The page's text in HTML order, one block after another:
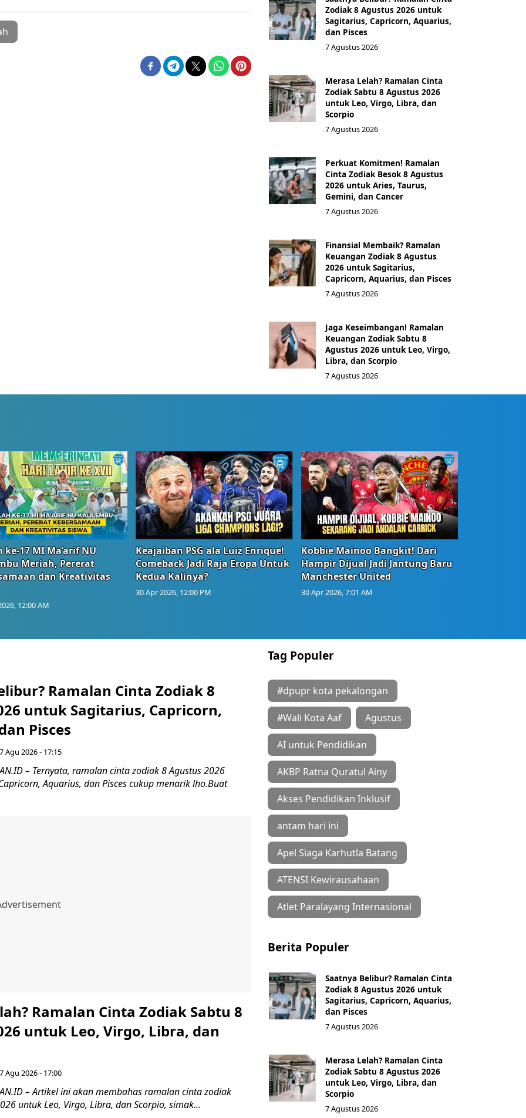
Zodiak 8 Agustus 2026 untuk
Sagitarius, Capricorn, Aquarius,
dan Pisces
7 Agustus 2026
Merasa Lelah? Ramalan Cinta
Zodiak Sabtu 8 Agustus 2026
untuk Leo, Virgo, Libra, dan
Scorpio
7 Agustus 2026
Perkuat Komitmen! Ramalan
Cinta Zodiak Besok 8 Agustus
2026 untuk Aries, Taurus,
Gemini, dan Cancer
7 Agustus 2026
Finansial Membaik? Ramalan
Keuangan Zodiak 8 Agustus
2026 untuk Sagitarius,
Capricorn, Aquarius, dan Pisces
7 Agustus 2026
Jaga Keseimbangan! Ramalan
Keuangan Zodiak Sabtu 8
Agustus 2026 untuk Leo, Virgo,
Libra, dan Scorpio
7 Agustus 2026
ke-17 MI Ma’arif NU
Meriah, Pererat
dan Kreativitas
12:00 AM
Keajaiban PSG ala Luiz Enrique!
Comeback Jadi Raja Eropa Untuk
Kedua Kalinya?
30 Apr 2026, 12:00 PM
Kobbie Mainoo Bangkit! Dari
Hampir Dijual Jadi Jantung Baru
Manchester United
30 Apr 2026, 7:01 AM
Ramalan Cinta Zodiak 8
untuk Sagitarius, Capricorn,
Pisces
Agu 2026 - 17:15
– Ternyata, ramalan cinta zodiak 8 Agustus 2026
Aquarius, dan Pisces cukup menarik lho.Buat
Ramalan Cinta Zodiak Sabtu 8
untuk Leo, Virgo, Libra, dan
Agu 2026 - 17:00
– Artikel ini akan membahas ramalan cinta zodiak
untuk Leo, Virgo, Libra, dan Scorpio, simak...
Tag Populer
#dpupr kota pekalongan
#Wali Kota Aaf Agustus
AI untuk Pendidikan
AKBP Ratna Quratul Ainy
Akses Pendidikan Inklusif
antam hari ini
Apel Siaga Karhutla Batang
ATENSI Kewirausahaan
Atlet Paralayang Internasional
Berita Populer
Saatnya Belibur? Ramalan Cinta
Zodiak 8 Agustus 2026 untuk
Sagitarius, Capricorn, Aquarius,
dan Pisces
7 Agustus 2026
Merasa Lelah? Ramalan Cinta
Zodiak Sabtu 8 Agustus 2026
untuk Leo, Virgo, Libra, dan
Scorpio
7 Agustus 2026